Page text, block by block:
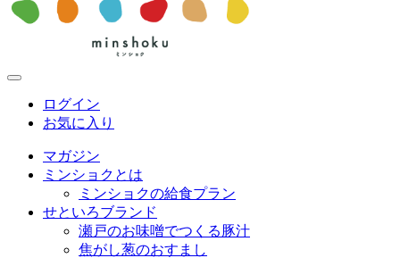
ログイン
お気に入り
マガジン
ミンショクとは
ミンショクの給食プラン
せといろブランド
瀬戸のお味噌でつくる豚汁
焦がし葱のおすまし